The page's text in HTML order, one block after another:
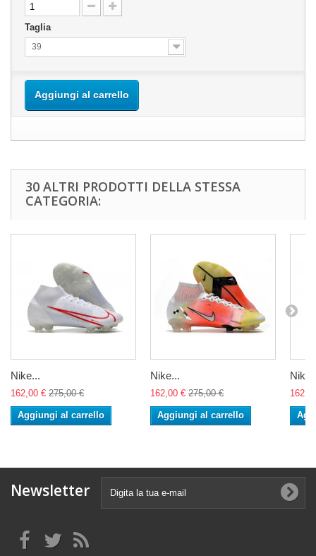
Taglia
39
Aggiungi al carrello
30 ALTRI PRODOTTI DELLA STESSA
CATEGORIA:
Nike...
162,00 € 275,00 €
Aggiungi al carrello
Nike...
162,00 € 275,00 €
Aggiungi al carrello
Newsletter